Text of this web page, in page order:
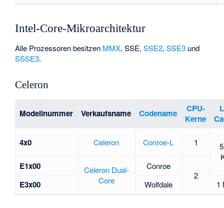
Intel-Core-Mikroarchitektur
Alle Prozessoren besitzen MMX,SSE,SSE2,SSE3 und
SSSE3.
Celeron
Modellnummer Verkaufsname Codename
CPU-
Kerne
4x0 Celeron Conroe-L 1
E1x00
Celeron Dual-
Core
Conroe
2
E3x00 Wolfdale 1